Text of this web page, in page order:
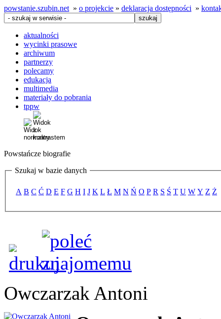
powstanie.szubin.net » o projekcie » deklaracja dostępności »
aktualności
wycinki prasowe
archiwum
partnerzy
polecamy
edukacja
multimedia
materiały do pobrania
tppw
Powstańcze biografie
Szukaj w bazie danych
A B C Ć D E F G H I J K L Ł M N Ń O P R S Ś T U W Y Z Ż
Owczarzak Antoni